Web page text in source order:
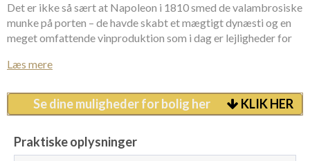
Det er ikke så sært at Napoleon i 1810 smed de valambrosiske
munke på porten – de havde skabt et mægtigt dynæsti og en
meget omfattende vinproduktion som i dag er lejligheder for
skønhed i samspil med klosterets nuværende, private ejere.
Flagskibet i Chianti
Det er ikke nogen nyhed, at Badia a Coltibuono er flagskibet i
enten man søger ophold i smukke omgivelser, kulturelle og
Læs mere
Se dine muligheder for bolig her KLIK HER
Praktiske oplysninger